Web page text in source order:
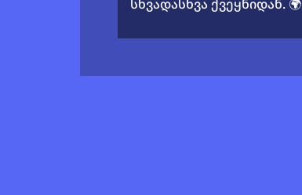
სხვადასხვა ქვეყნიდან. 🌍